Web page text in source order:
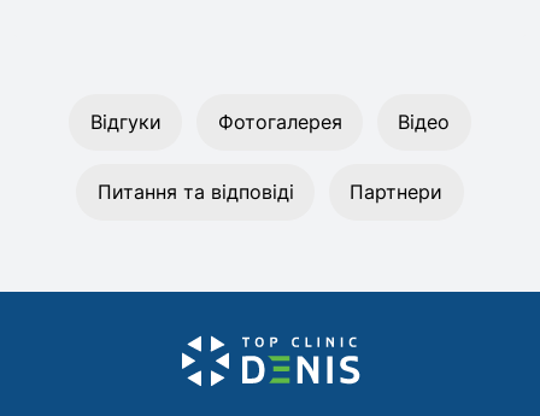
Відгуки Фотогалерея Відео
Питання та відповіді Партнери